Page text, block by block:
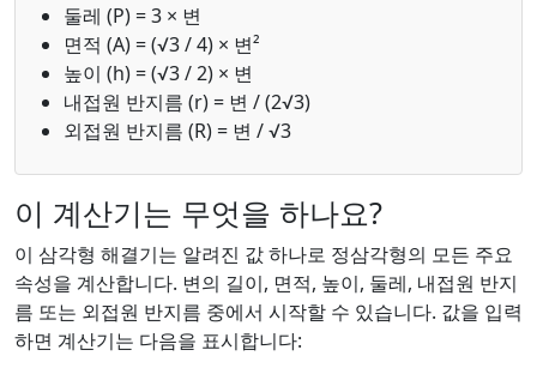
둘레 (P) = 3 × 변
면적 (A) = (√3 / 4) × 변²
높이 (h) = (√3 / 2) × 변
내접원 반지름 (r) = 변 / (2√3)
외접원 반지름 (R) = 변 / √3
이 계산기는 무엇을 하나요?
이 삼각형 해결기는 알려진 값 하나로 정삼각형의 모든 주요
속성을 계산합니다. 변의 길이, 면적, 높이, 둘레, 내접원 반지
름 또는 외접원 반지름 중에서 시작할 수 있습니다. 값을 입력
하면 계산기는 다음을 표시합니다: